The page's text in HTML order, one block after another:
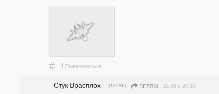
# ! Пожаловаться
Стук Врасплох — (12736) БЕЛЯШ 21.08 в 20:10